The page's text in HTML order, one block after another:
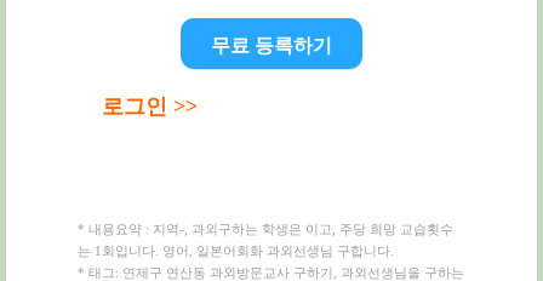
무료 등록하기
로그인 >>
* 내용요약 : 지역-, 과외구하는 학생은 이고, 주당 희망 교습횟수
는 1회입니다. 영어, 일본어회화 과외선생님 구합니다.
* 태그: 연제구 연산동 과외방문교사 구하기, 과외선생님을 구하는